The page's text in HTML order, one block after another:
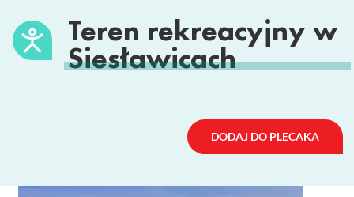
Teren rekreacyjny w
Siesławicach
DODAJ DO PLECAKA